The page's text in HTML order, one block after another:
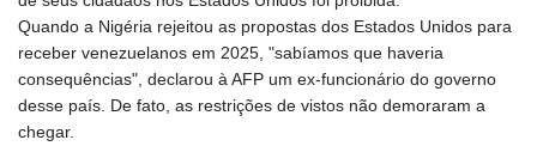
ILS 3.472762
IMP 0.856369
INR 109.715086
IQD 1512.239361
IRR
Quando a Nigéria rejeitou as propostas dos Estados Unidos para
receber venezuelanos em 2025, "sabíamos que haveria
consequências", declarou à AFP um ex-funcionário do governo
desse país. De fato, as restrições de vistos não demoraram a
chegar.